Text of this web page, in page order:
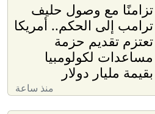
تزامنًا مع وصول حليف
ترامب إلى الحكم.. أمريكا
تعتزم تقديم حزمة
مساعدات لكولومبيا
بقيمة مليار دولار
منذ ساعة